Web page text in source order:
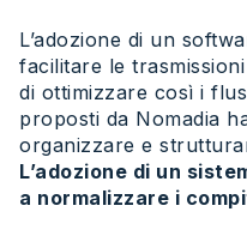
L’adozione di un
facilitare le
di ottimizzare così i
proposti da Nomadia
organizzare e
L’adozione di un
a normalizzare i